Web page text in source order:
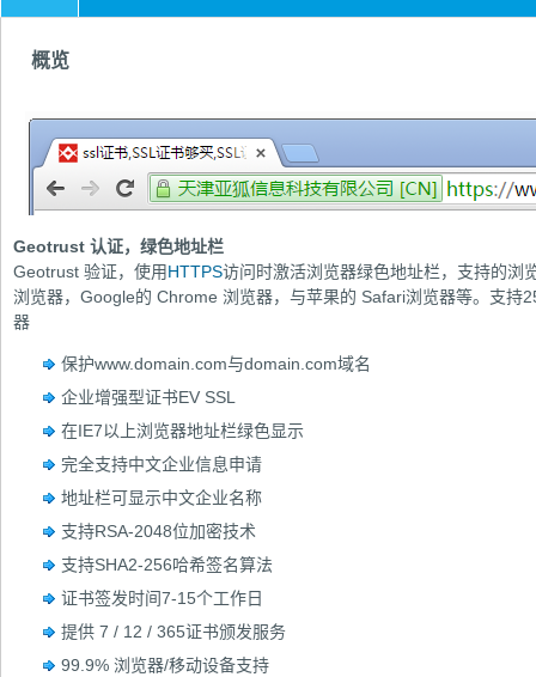
概览
Geotrust 认证，绿色地址栏
Geotrust 验证，使用HTTPS访问时激活浏览器绿色地址栏，支持的浏
浏览器，Google的 Chrome 浏览器，与苹果的 Safari浏览器等。支持
器
保护www.domain.com与domain.com域名
企业增强型证书EV SSL
在IE7以上浏览器地址栏绿色显示
完全支持中文企业信息申请
地址栏可显示中文企业名称
支持RSA-2048位加密技术
支持SHA2-256哈希签名算法
证书签发时间7-15个工作日
提供 7 / 12 / 365证书颁发服务
99.9% 浏览器/移动设备支持